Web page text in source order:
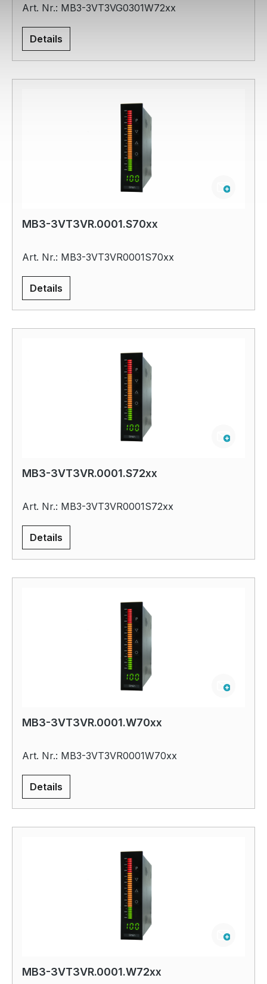
Art. Nr.: MB3-3VT3VG0301W72xx
Details
MB3-3VT3VR.0001.S70xx
Art. Nr.: MB3-3VT3VR0001S70xx
Details
MB3-3VT3VR.0001.S72xx
Art. Nr.: MB3-3VT3VR0001S72xx
Details
MB3-3VT3VR.0001.W70xx
Art. Nr.: MB3-3VT3VR0001W70xx
Details
MB3-3VT3VR.0001.W72xx